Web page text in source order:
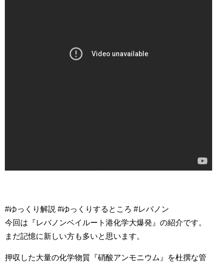
#ゆっくり解説 #ゆっくりするところ #レバノン
今回は『レバノンベイルート港化学大爆発』の紹介です。
まだ記憶に新しい方も多いと思います。
押収した大量の化学物質『硝酸アンモニウム』を杜撰な管